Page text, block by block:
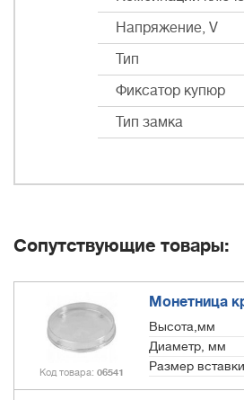
Напряжение, V
Тип
Фиксатор купюр
Тип замка
Сопутствующие товары:
Код товара 06541
Монетница
Высота,мм
Диаметр, мм
Размер